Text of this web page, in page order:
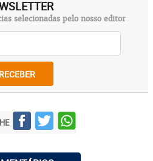
selecionadas pelo nosso editor
RECEBER